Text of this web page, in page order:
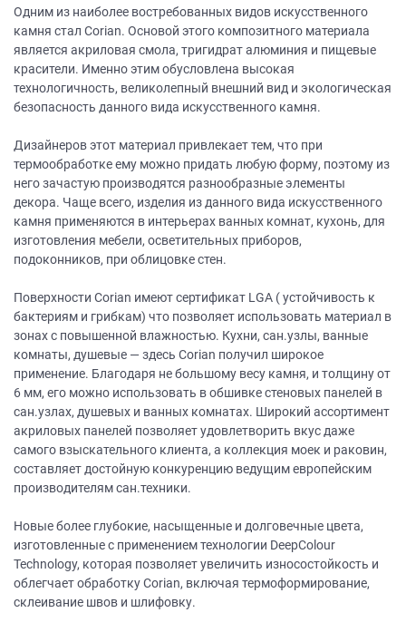
Одним из наиболее востребованных видов искусственного
камня стал Corian. Основой этого композитного материала
является акриловая смола, тригидрат алюминия и пищевые
красители. Именно этим обусловлена высокая
технологичность, великолепный внешний вид и экологическая
безопасность данного вида искусственного камня.
Дизайнеров этот материал привлекает тем, что при
термообработке ему можно придать любую форму, поэтому из
него зачастую производятся разнообразные элементы
декора. Чаще всего, изделия из данного вида искусственного
камня применяются в интерьерах ванных комнат, кухонь, для
изготовления мебели, осветительных приборов,
подоконников, при облицовке стен.
Поверхности Corian имеют сертификат LGA ( устойчивость к
бактериям и грибкам) что позволяет использовать материал в
зонах с повышенной влажностью. Кухни, сан.узлы, ванные
комнаты, душевые — здесь Corian получил широкое
применение. Благодаря не большому весу камня, и толщину от
6 мм, его можно использовать в обшивке стеновых панелей в
сан.узлах, душевых и ванных комнатах. Широкий ассортимент
акриловых панелей позволяет удовлетворить вкус даже
самого взыскательного клиента, а коллекция моек и раковин,
составляет достойную конкуренцию ведущим европейским
производителям сан.техники.
Новые более глубокие, насыщенные и долговечные цвета,
изготовленные с применением технологии DeepColour
Technology, которая позволяет увеличить износостойкость и
облегчает обработку Corian, включая термоформирование,
склеивание швов и шлифовку.